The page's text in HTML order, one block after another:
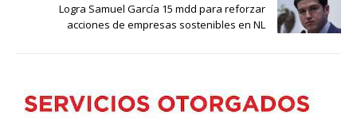
Logra Samuel García 15 mdd para reforzar
acciones de empresas sostenibles en NL